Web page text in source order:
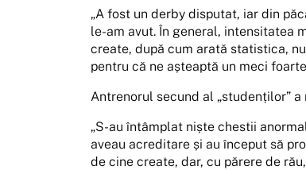
„A fost un derby disputat, iar din
le-am avut. În general, intensitatea
create, după cum arată statistica,
pentru că ne așteaptă un meci
Antrenorul secund al „studenților”
„S-au întâmplat niște chestii
aveau acreditare și au început să
de cine create, dar, cu părere de